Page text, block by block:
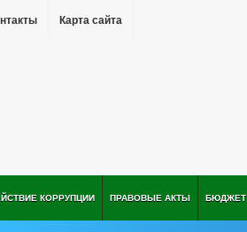
Карта сайта
КОРРУПЦИИ ПРАВОВЫЕ АКТЫ БЮДЖЕТ